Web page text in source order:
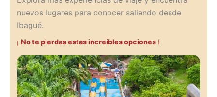
nuevos lugares para conocer saliendo desde
Ibagué.
¡ No te pierdas estas increíbles opciones!